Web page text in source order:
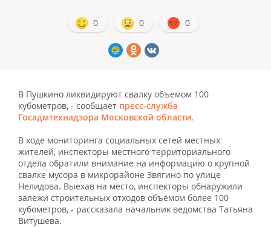
0 0 0
В Пушкино ликвидируют свалку объемом 100
кубометров, - сообщает пресс-служба
Госадмтехнадзора Московской области.
В ходе мониторинга социальных сетей местных
жителей, инспекторы местного территориального
отдела обратили внимание на информацию о крупной
свалке мусора в микрорайоне Звягино по улице
Нелидова. Выехав на место, инспекторы обнаружили
залежи строительных отходов объёмом более 100
кубометров, - рассказала начальник ведомства Татьяна
Витушева.